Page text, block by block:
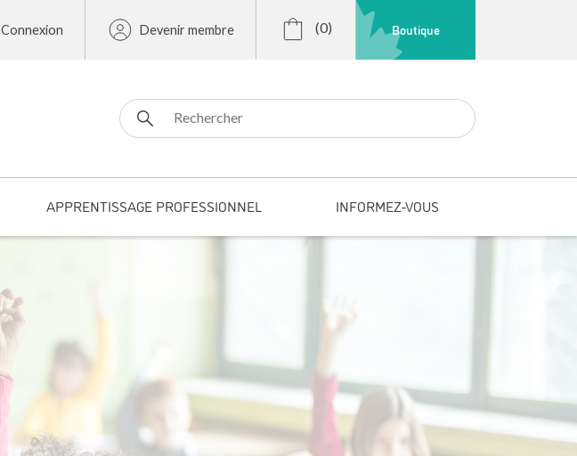
Connexion Devenir membre (0) Boutique
Search for:
APPRENTISSAGE PROFESSIONNEL INFORMEZ-VOUS